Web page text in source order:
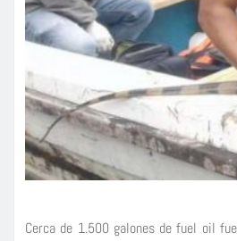
Cerca de 1.500 galones de fuel oil